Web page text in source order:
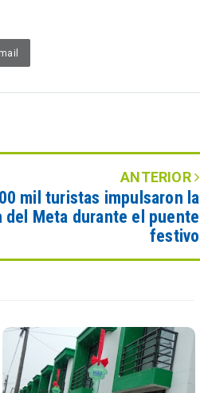
ANTERIOR
mil turistas impulsaron la
del Meta durante el puente
festivo